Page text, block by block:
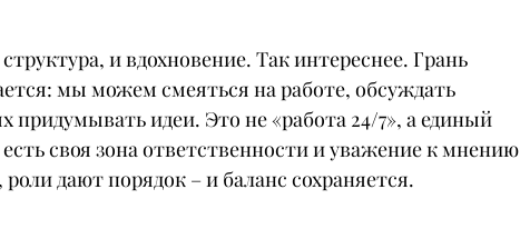
и вдохновение. Так интереснее. Грань
мы можем смеяться на работе, обсуждать
придумывать идеи. Это не «работа 24/7», а единый
своя зона ответственности и уважение к мнению
дают порядок – и баланс сохраняется.